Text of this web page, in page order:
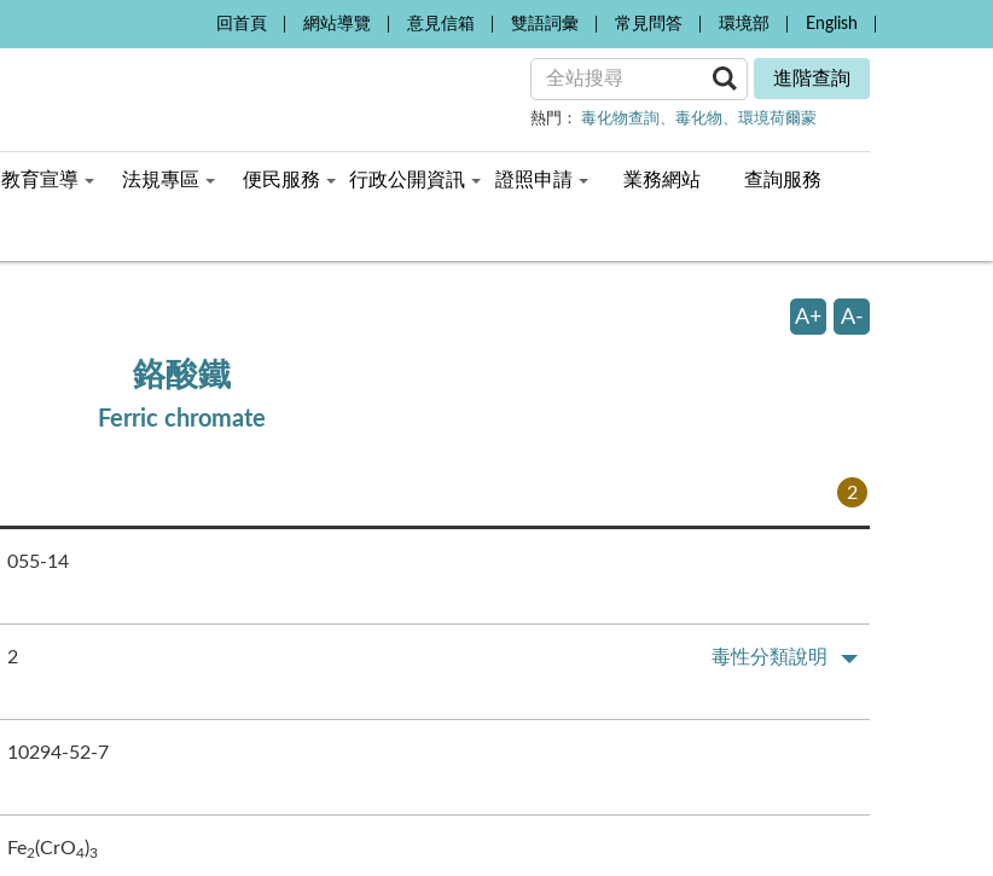
回首頁 網站導覽 意見信箱 雙語詞彙 常見問答 環境部 English
進階查詢
熱門： 毒化物查詢 毒化物 環境荷爾蒙
教育宣導 法規專區 便民服務 行政公開資訊 證照申請 業務網站 查詢服務
A+ A-
鉻酸鐵
Ferric chromate
2
055-14
2 毒性分類說明
10294-52-7
Fe2(CrO4)3